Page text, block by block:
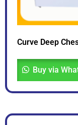
Curve Deep
Buy via